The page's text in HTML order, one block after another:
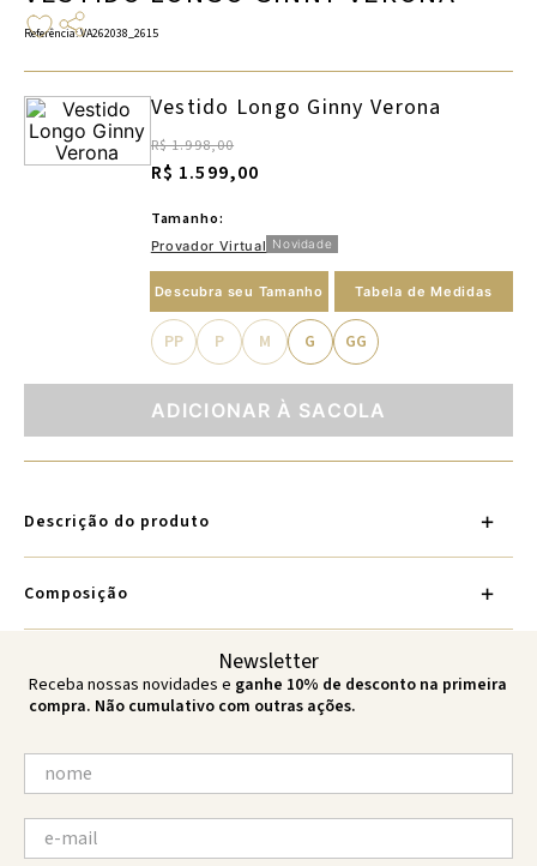
Referência:VA262038_2615
Vestido Longo Ginny Verona
R$ 1.998,00
R$ 1.599,00
Tamanho:
Provador Virtual Novidade
Descubra seu Tamanho Tabela de Medidas
PP P M G GG
ADICIONAR À SACOLA
Descrição do produto
Composição
Newsletter
Receba nossas novidades e ganhe 10% de desconto na primeira
compra. Não cumulativo com outras ações.